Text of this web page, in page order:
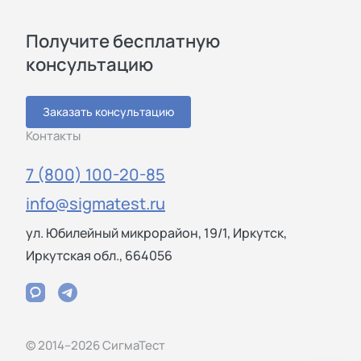
Получите бесплатную
консультацию
Заказать консультацию
Контакты
7 (800) 100-20-85
info@sigmatest.ru
ул. Юбилейный микрорайон, 19/1, Иркутск,
Иркутская обл., 664056
© 2014–2026 СигмаТест